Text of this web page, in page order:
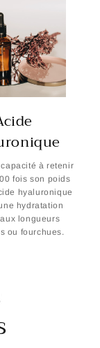
à retenir
fois son poids
hyaluronique
hydratation
longueurs
ou fourchues.